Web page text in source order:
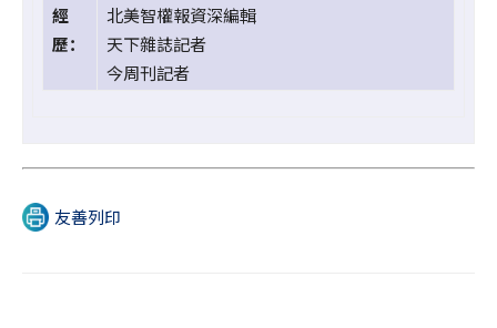
經
歷：
北美智權報資深編輯
天下雜誌記者
今周刊記者
友善列印